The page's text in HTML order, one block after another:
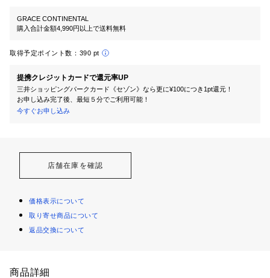
GRACE CONTINENTAL
購入合計金額4,990円以上で送料無料
取得予定ポイント数： 390 pt
提携クレジットカードで還元率UP
三井ショッピングパークカード《セゾン》なら更に¥100につき1pt還元！
お申し込み完了後、最短５分でご利用可能！
今すぐお申し込み
店舗在庫を確認
価格表示について
取り寄せ商品について
返品交換について
商品詳細